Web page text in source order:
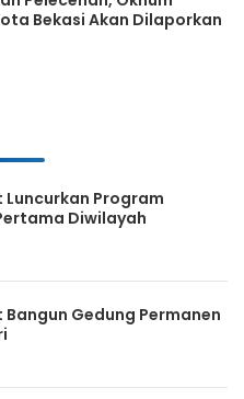
Bekasi Akan Dilaporkan
Luncurkan Program
Diwilayah
Gedung Permanen